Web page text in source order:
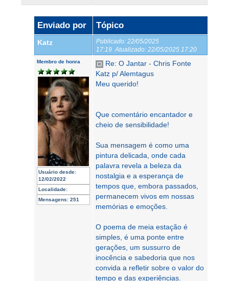
Enviado por Tópico
Katz Publicado: 22/05/2025
17:19 Atualizado: 22/05/2025 17:20
Membro de honra
Usuário desde:
12/02/2022
Localidade:
Mensagens: 251
Re: O Jantar - Chris Fonte
Katz p/ Alemtagus
Meu querido!
Que comentário encantador e
cheio de sensibilidade!
Sua mensagem é como uma
pintura delicada, onde cada
palavra revela a beleza da
nostalgia e a esperança de
tempos que, embora passados,
permanecem vivos em nossas
memórias e emoções.
O poema de meia estação é
simples, é uma ponte entre
gerações, um sussurro de
inocência e sabedoria que nos
convida a refletir sobre o valor do
tempo e das experiências.